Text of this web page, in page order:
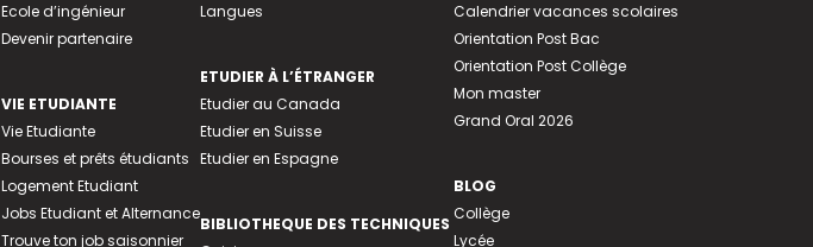
Ecole d’ingénieur
Devenir partenaire
VIE ETUDIANTE
Vie Etudiante
Bourses et prêts étudiants
Logement Etudiant
Jobs Etudiant et Alternance
Trouve ton job saisonnier
Langues
ETUDIER À L’ÉTRANGER
Etudier au Canada
Etudier en Suisse
Etudier en Espagne
BIBLIOTHEQUE DES TECHNIQUES
Calendrier vacances scolaires
Orientation Post Bac
Orientation Post Collège
Mon master
Grand Oral 2026
BLOG
Collège
Lycée